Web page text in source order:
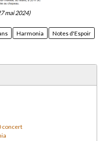
mai 2024)
Harmonia Notes d'Espoir